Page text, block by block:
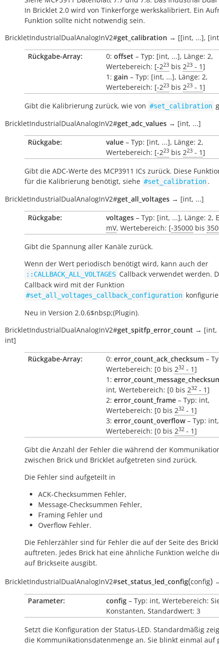
In Bricklet 2.0 wird von Tinkerforge werkskalibriert. Ein
Funktion sollte nicht notwendig sein.
BrickletIndustrialDualAnalogInV2#get_calibration → [[int, ...],
Rückgabe-Array:
0: offset – Typ: [int, ...], Länge: 2,
Wertebereich: [-223 bis 223 - 1]
1: gain – Typ: [int, ...], Länge: 2,
Wertebereich: [-223 bis 223 - 1]
Gibt die Kalibrierung zurück, wie von #set_calibration
BrickletIndustrialDualAnalogInV2#get_adc_values → [int, ...]
Rückgabe:
value – Typ: [int, ...], Länge: 2,
Wertebereich: [-223 bis 223 - 1]
Gibt die ADC-Werte des MCP3911 ICs zurück. Diese
für die Kalibrierung benötigt, siehe #set_calibration .
BrickletIndustrialDualAnalogInV2#get_all_voltages → [int, ...]
Rückgabe:
voltages – Typ: [int, ...], Länge: 2,
mV, Wertebereich: [-35000 bis
Gibt die Spannung aller Kanäle zurück.
Wenn der Wert periodisch benötigt wird, kann auch der
::CALLBACK_ALL_VOLTAGES Callback verwendet werden.
Callback wird mit der Funktion
#set_all_voltages_callback_configuration
Neu in Version 2.0.6$nbsp;(Plugin).
BrickletIndustrialDualAnalogInV2#get_spitfp_error_count → [int,
int]
Rückgabe-Array:
0: error_count_ack_checksum –
Wertebereich: [0 bis 232 - 1]
1:
int, Wertebereich: [0 bis 232 - 1]
2: error_count_frame – Typ: int,
Wertebereich: [0 bis 232 - 1]
3: error_count_overflow– Typ: int,
Wertebereich: [0 bis 232 - 1]
Gibt die Anzahl der Fehler die während der
zwischen Brick und Bricklet aufgetreten sind zurück.
Die Fehler sind aufgeteilt in
ACK-Checksummen Fehler,
Message-Checksummen Fehler,
Framing Fehler und
Overflow Fehler.
Die Fehlerzähler sind für Fehler die auf der Seite des
auftreten. Jedes Brick hat eine ähnliche Funktion welche
auf Brickseite ausgibt.
BrickletIndustrialDualAnalogInV2#set_status_led_config(config)
Parameter: config – Typ: int, Wertebereich:
Konstanten, Standardwert: 3
Setzt die Konfiguration der Status-LED. Standardmäßig
die Kommunikationsdatenmenge an. Sie blinkt einmal auf